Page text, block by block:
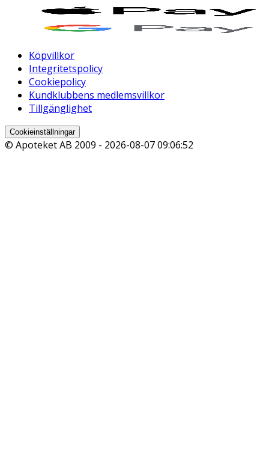
Köpvillkor
Integritetspolicy
Cookiepolicy
Kundklubbens medlemsvillkor
Tillgänglighet
Cookieinställningar
© Apoteket AB 2009 - 2026-08-07 09:06:52